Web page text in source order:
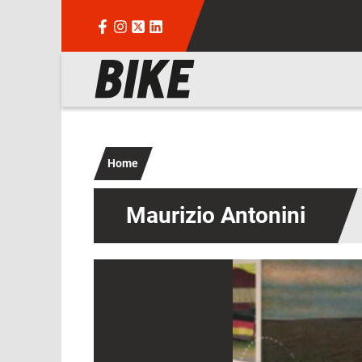
Navigazione principale
Home
Maurizio Antonini
Immagine